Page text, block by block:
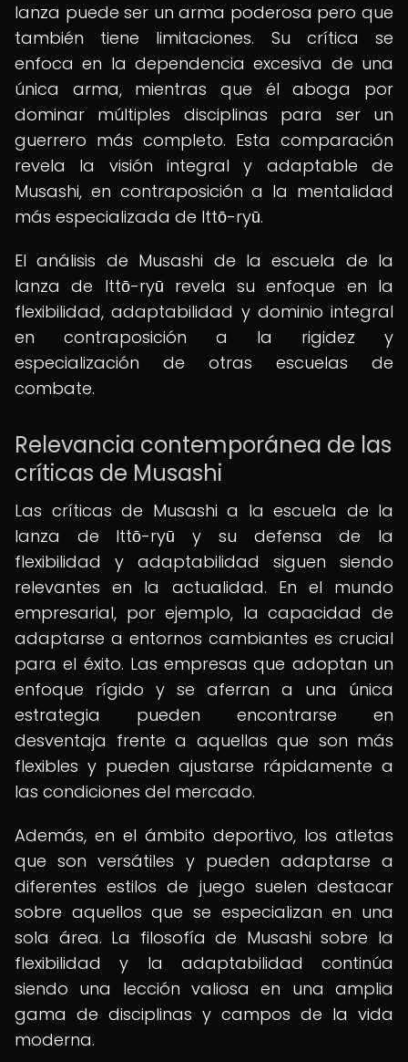
lanza puede ser un arma poderosa pero que
también tiene limitaciones. Su crítica se
enfoca en la dependencia excesiva de una
única arma, mientras que él aboga por
dominar múltiples disciplinas para ser un
guerrero más completo. Esta comparación
revela la visión integral y adaptable de
Musashi, en contraposición a la mentalidad
más especializada de Ittō-ryū.
El análisis de Musashi de la escuela de la
lanza de Ittō-ryū revela su enfoque en la
flexibilidad, adaptabilidad y dominio integral
en contraposición a la rigidez y
especialización de otras escuelas de
combate.
Relevancia contemporánea de las
críticas de Musashi
Las críticas de Musashi a la escuela de la
lanza de Ittō-ryū y su defensa de la
flexibilidad y adaptabilidad siguen siendo
relevantes en la actualidad. En el mundo
empresarial, por ejemplo, la capacidad de
adaptarse a entornos cambiantes es crucial
para el éxito. Las empresas que adoptan un
enfoque rígido y se aferran a una única
estrategia pueden encontrarse en
desventaja frente a aquellas que son más
flexibles y pueden ajustarse rápidamente a
las condiciones del mercado.
Además, en el ámbito deportivo, los atletas
que son versátiles y pueden adaptarse a
diferentes estilos de juego suelen destacar
sobre aquellos que se especializan en una
sola área. La filosofía de Musashi sobre la
flexibilidad y la adaptabilidad continúa
siendo una lección valiosa en una amplia
gama de disciplinas y campos de la vida
moderna.